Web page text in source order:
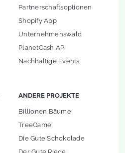
Partnerschaftsoptionen
Shopify App
Unternehmenswald
PlanetCash API
Nachhaltige Events
ANDERE PROJEKTE
Billionen Bäume
TreeGame
Die Gute Schokolade